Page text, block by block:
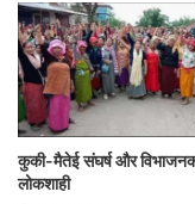
‘इन्‍स्‍टालमेंट’
सहाय अपने एक
से जाते हैं और
पार्टी मनाते हैं।
है, तब किसी से
कुकी-मैतेई संघर्ष और
लोकशाही